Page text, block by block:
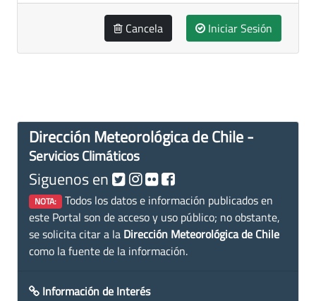
Cancela Iniciar Sesión
Dirección Meteorológica de Chile -
Servicios Climáticos
Siguenos en
NOTA: Todos los datos e información publicados en
este Portal son de acceso y uso público; no obstante,
se solicita citar a la Dirección Meteorológica de Chile
como la fuente de la información.
Información de Interés